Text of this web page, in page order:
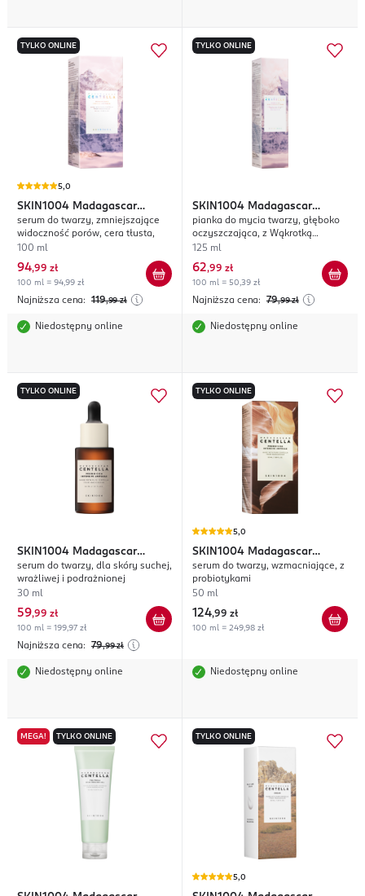
TYLKO ONLINE
5,0
SKIN1004 Madagascar
Centella Poremizing
serum do twarzy, zmniejszające
widoczność porów, cera tłusta,
100 ml
94,99 zł
100 ml = 94,99 zł
Najniższa cena: 119,99 zł
Niedostępny online
TYLKO ONLINE
SKIN1004 Madagascar
Centella Poremizing
pianka do mycia twarzy, głęboko
oczyszczająca, z Wąkrotką
Azjatycką
125 ml
62,99 zł
100 ml = 50,39 zł
Najniższa cena: 79,99 zł
Niedostępny online
TYLKO ONLINE
SKIN1004 Madagascar
Centella Probio-Cica
serum do twarzy, dla skóry suchej,
wrażliwej i podrażnionej
30 ml
59,99 zł
100 ml = 199,97 zł
Najniższa cena: 79,99 zł
Niedostępny online
TYLKO ONLINE
5,0
SKIN1004 Madagascar
Centella Probio-Cica
serum do twarzy, wzmacniające, z
probiotykami
50 ml
124,99 zł
100 ml = 249,98 zł
Niedostępny online
MEGA! TYLKO ONLINE TYLKO ONLINE
5,0